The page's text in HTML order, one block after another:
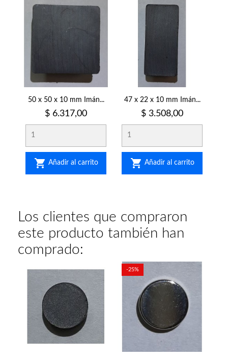
50 x 50 x 10 mm Imán...
Precio
$ 6.317,00
 Añadir al carrito
47 x 22 x 10 mm Imán...
Precio
$ 3.508,00
 Añadir al carrito
Los clientes que compraron
este producto también han
comprado:
-25%